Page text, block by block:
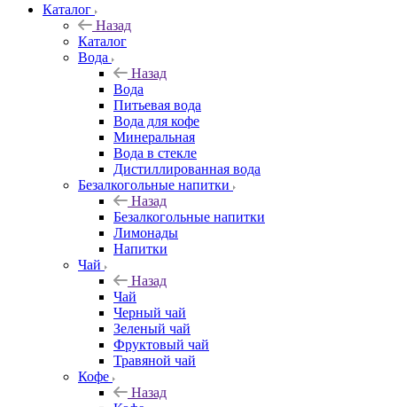
Каталог
Назад
Каталог
Вода
Назад
Вода
Питьевая вода
Вода для кофе
Минеральная
Вода в стекле
Дистиллированная вода
Безалкогольные напитки
Назад
Безалкогольные напитки
Лимонады
Напитки
Чай
Назад
Чай
Черный чай
Зеленый чай
Фруктовый чай
Травяной чай
Кофе
Назад